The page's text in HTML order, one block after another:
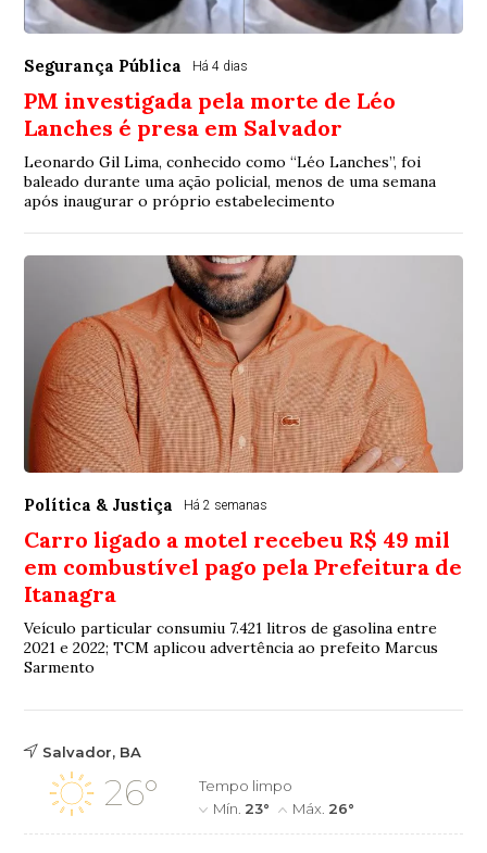
Segurança Pública Há 4 dias
PM investigada pela morte de Léo
Lanches é presa em Salvador
Leonardo Gil Lima, conhecido como “Léo Lanches”, foi
baleado durante uma ação policial, menos de uma semana
após inaugurar o próprio estabelecimento
Política & Justiça Há 2 semanas
Carro ligado a motel recebeu R$ 49 mil
em combustível pago pela Prefeitura de
Itanagra
Veículo particular consumiu 7.421 litros de gasolina entre
2021 e 2022; TCM aplicou advertência ao prefeito Marcus
Sarmento
Salvador, BA
26°
Tempo limpo
Mín. 23° Máx. 26°